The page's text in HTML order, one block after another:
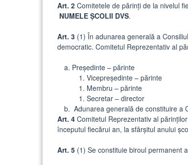
Art. 2 Comitetele de părinți de la nivelul
NUMELE ȘCOLII DVS.
Art. 3 (1) În adunarea generală a
democratic. Comitetul Reprezentativ al
Președinte – părinte
Vicepreședinte – părinte
Membru – părinte
Secretar – director
Adunarea generală de constituire a
Art. 4 Comitetul Reprezentativ al
începutul fiecărui an, la sfârșitul anului
Art. 5 (1) Se constituie biroul permanent